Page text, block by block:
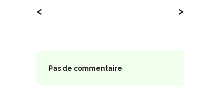
< >
Pas de commentaire